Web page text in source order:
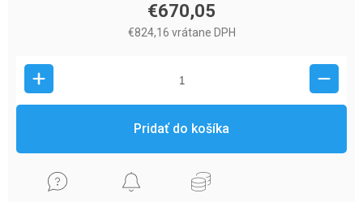
€670,05
€824,16 vrátane DPH
Pridať do košíka